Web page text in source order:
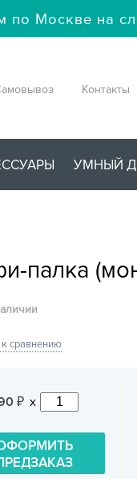
по Москве на
Контакты
УМНЫЙ
палка
сравнению
₽ x